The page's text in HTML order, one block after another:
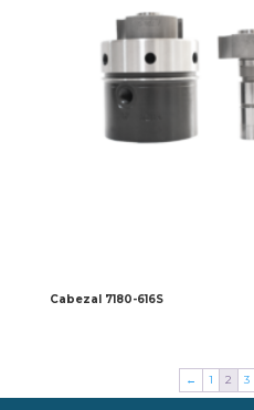
Cabezal 7180-616S
← 1 2 3